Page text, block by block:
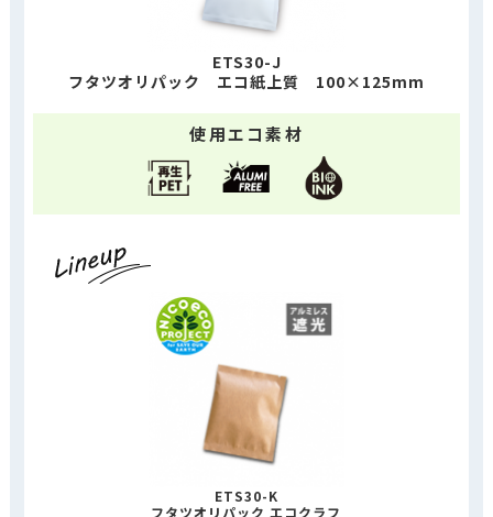
ETS30-J
フタツオリパック エコ紙上質 100×125mm
使用エコ素材
ETS30-K
フタツオリパック エコクラフ